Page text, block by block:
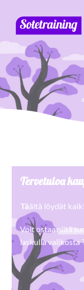
Tervetuloa
Täältä löydät
Voit ostaa niitä
laskulla valikosta